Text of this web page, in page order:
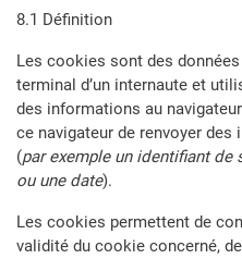
8.1 Définition
Les cookies sont des
terminal d’un internaute et
des informations au
ce navigateur de renvoyer des
(par exemple un identifiant de
ou une date).
Les cookies permettent de
validité du cookie concerné,